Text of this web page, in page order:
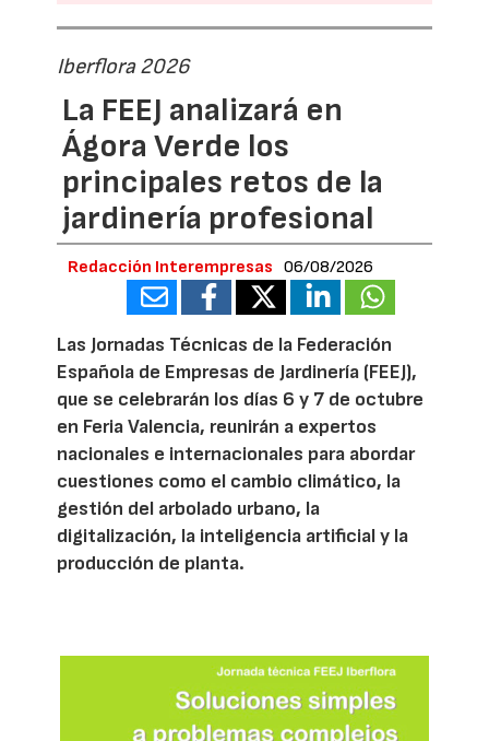
Iberflora 2026
La FEEJ analizará en
Ágora Verde los
principales retos de la
jardinería profesional
Redacción Interempresas 06/08/2026
Las Jornadas Técnicas de la Federación
Española de Empresas de Jardinería (FEEJ),
que se celebrarán los días 6 y 7 de octubre
en Feria Valencia, reunirán a expertos
nacionales e internacionales para abordar
cuestiones como el cambio climático, la
gestión del arbolado urbano, la
digitalización, la inteligencia artificial y la
producción de planta.